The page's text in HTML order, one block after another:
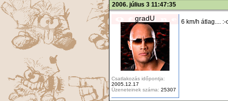
2006. július 3 11:47:35
gradU
Csatlakozás időpontja:
2005.12.17
Üzeneteinek száma: 25307
6 km/h átlag....